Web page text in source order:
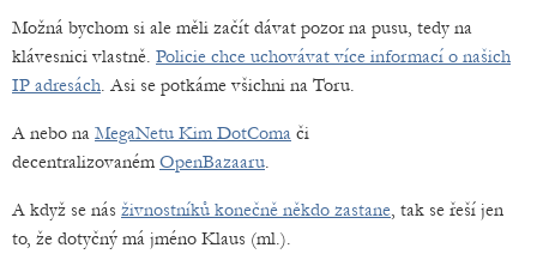
Možná bychom si ale měli začít dávat pozor na pusu, tedy na
klávesnici vlastně. Policie chce uchovávat více informací o našich
IP adresách. Asi se potkáme všichni na Toru.
A nebo na MegaNetu Kim DotComa či
decentralizovaném OpenBazaaru.
A když se nás živnostníků konečně někdo zastane, tak se řeší jen
to, že dotyčný má jméno Klaus (ml.).